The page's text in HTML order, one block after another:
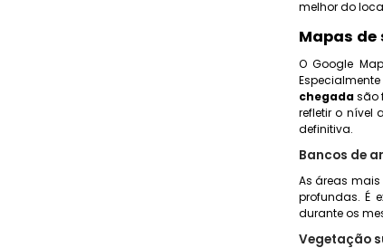
melhor do
Mapas
O Google
chegadasão
refletir o nível
definitiva.
Bancos de
As áreas
profundas. É
durante os
Vegetação